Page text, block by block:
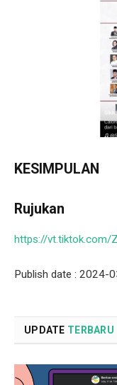
KESIMPULAN
Rujukan
https://vt.tiktok.com/
Publish date : 2024-
UPDATE TERBARU